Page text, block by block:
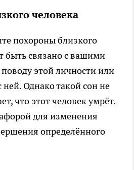
человека
похороны близкого
быть связано с вашими
этой личности или
Однако такой сон не
что этот человек умрёт.
для изменения
определённого